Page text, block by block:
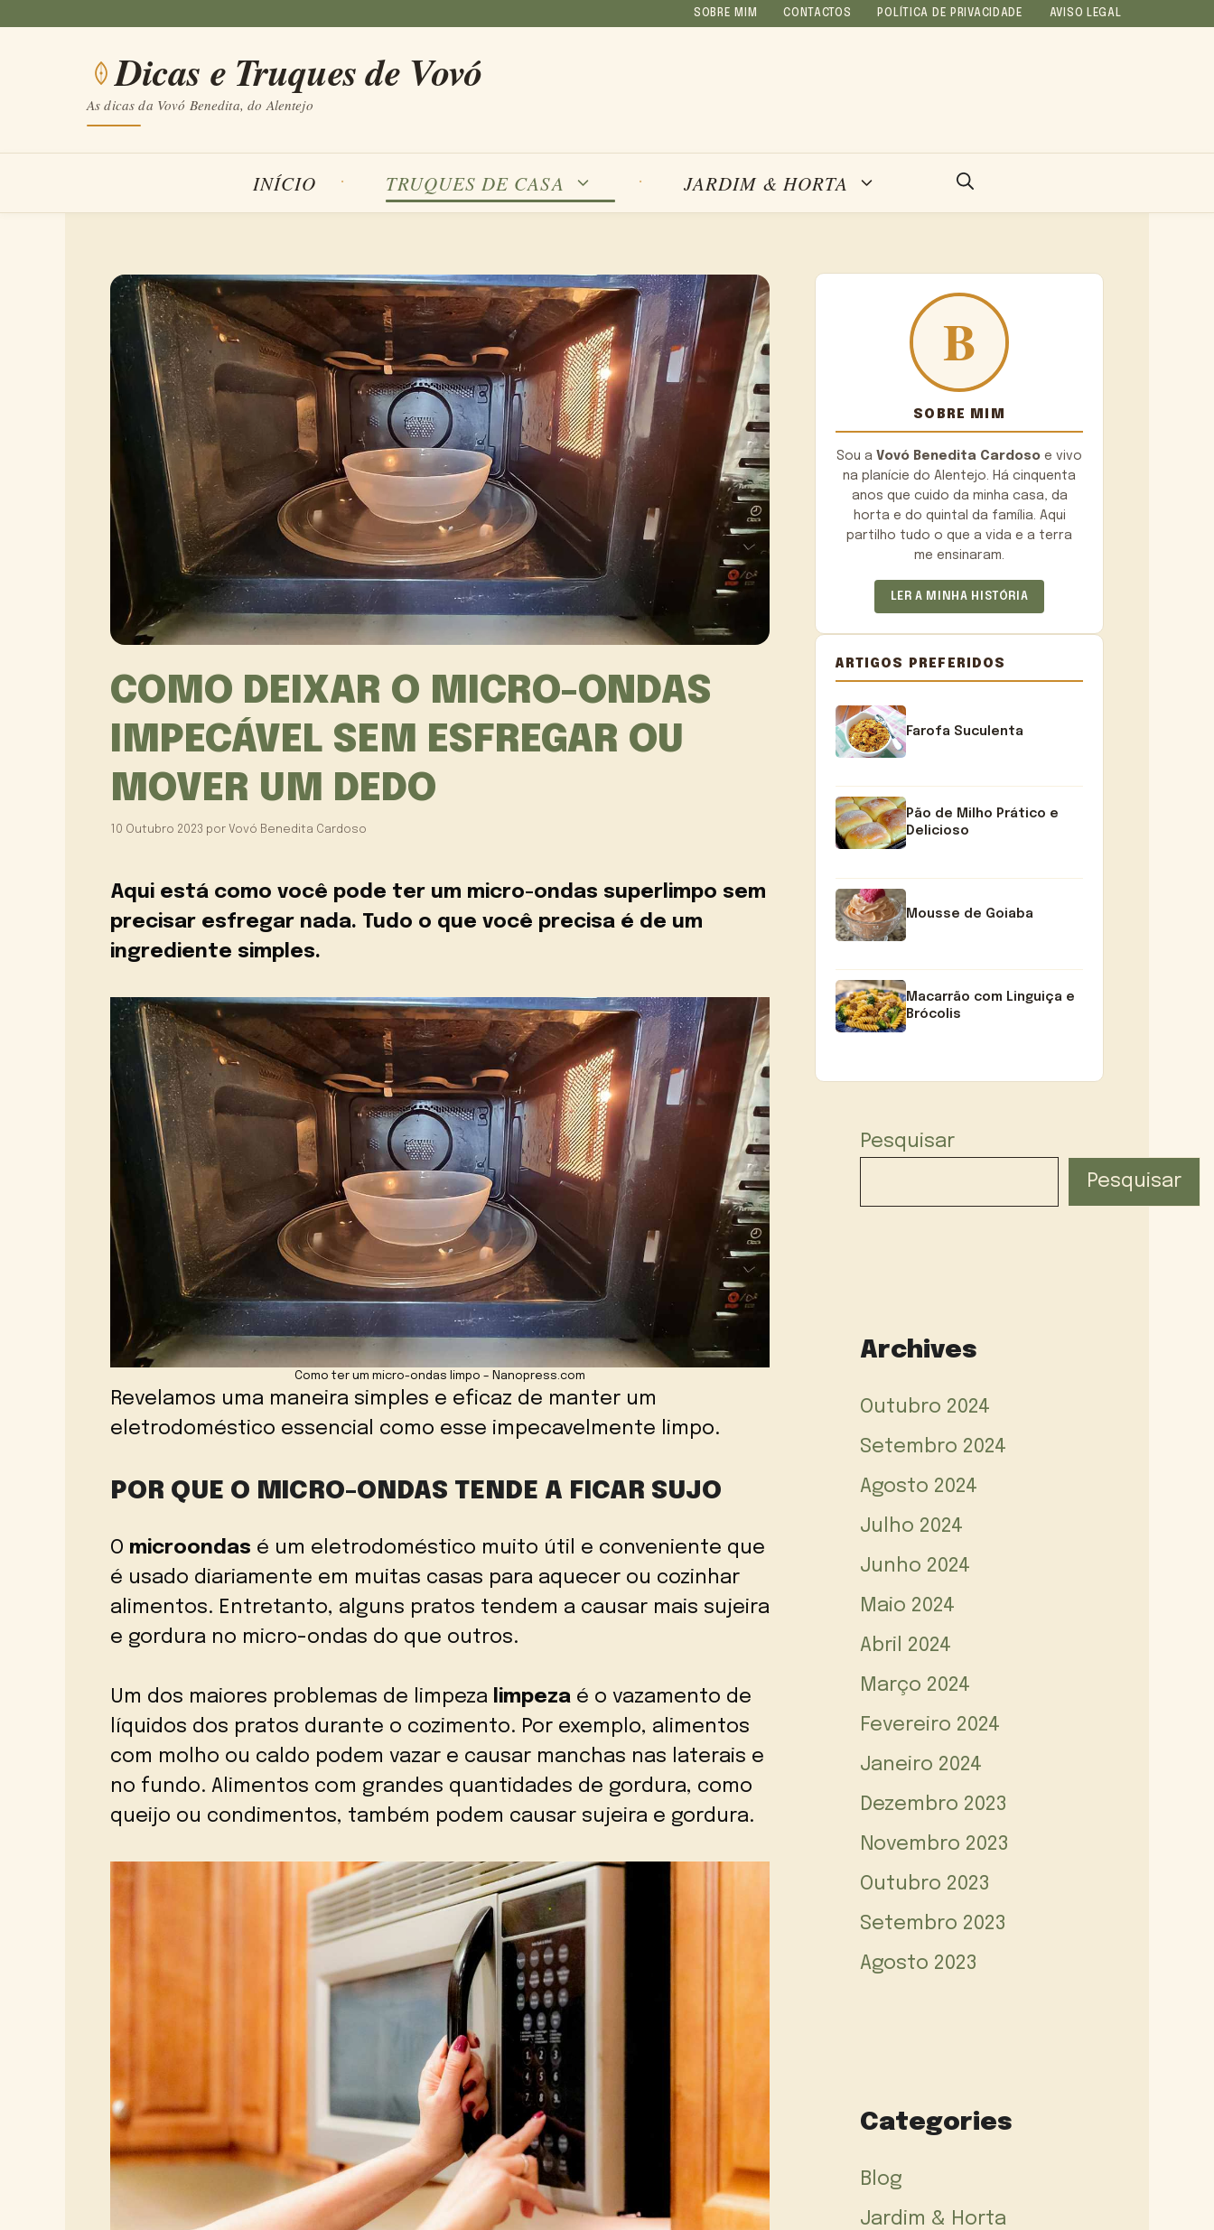
conteúdo
SOBRE MIM CONTACTOS POLÍTICA DE PRIVACIDADE AVISO LEGAL
Dicas e Truques de Vovó
As dicas da Vovó Benedita, do Alentejo
INÍCIO TRUQUES DE CASA JARDIM & HORTA
COMO DEIXAR O MICRO-ONDAS
IMPECÁVEL SEM ESFREGAR OU
MOVER UM DEDO
10 Outubro 2023 por Vovó Benedita Cardoso
Aqui está como você pode ter um micro-ondas superlimpo sem
precisar esfregar nada. Tudo o que você precisa é de um
ingrediente simples.
Como ter um micro-ondas limpo – Nanopress.com
Revelamos uma maneira simples e eficaz de manter um
eletrodoméstico essencial como esse impecavelmente limpo.
POR QUE O MICRO-ONDAS TENDE A FICAR SUJO
O microondas é um eletrodoméstico muito útil e conveniente que
é usado diariamente em muitas casas para aquecer ou cozinhar
alimentos. Entretanto, alguns pratos tendem a causar mais sujeira
e gordura no micro-ondas do que outros.
Um dos maiores problemas de limpeza limpeza é o vazamento de
líquidos dos pratos durante o cozimento. Por exemplo, alimentos
com molho ou caldo podem vazar e causar manchas nas laterais e
no fundo. Alimentos com grandes quantidades de gordura, como
queijo ou condimentos, também podem causar sujeira e gordura.
SOBRE MIM
Sou a Vovó Benedita Cardoso e vivo
na planície do Alentejo. Há cinquenta
anos que cuido da minha casa, da
horta e do quintal da família. Aqui
partilho tudo o que a vida e a terra
me ensinaram.
LER A MINHA HISTÓRIA
ARTIGOS PREFERIDOS
Farofa Suculenta
Pão de Milho Prático e
Delicioso
Mousse de Goiaba
Macarrão com Linguiça e
Brócolis
Pesquisar
Pesquisar
Archives
Outubro 2024
Setembro 2024
Agosto 2024
Julho 2024
Junho 2024
Maio 2024
Abril 2024
Março 2024
Fevereiro 2024
Janeiro 2024
Dezembro 2023
Novembro 2023
Outubro 2023
Setembro 2023
Agosto 2023
Categories
Blog
Jardim & Horta